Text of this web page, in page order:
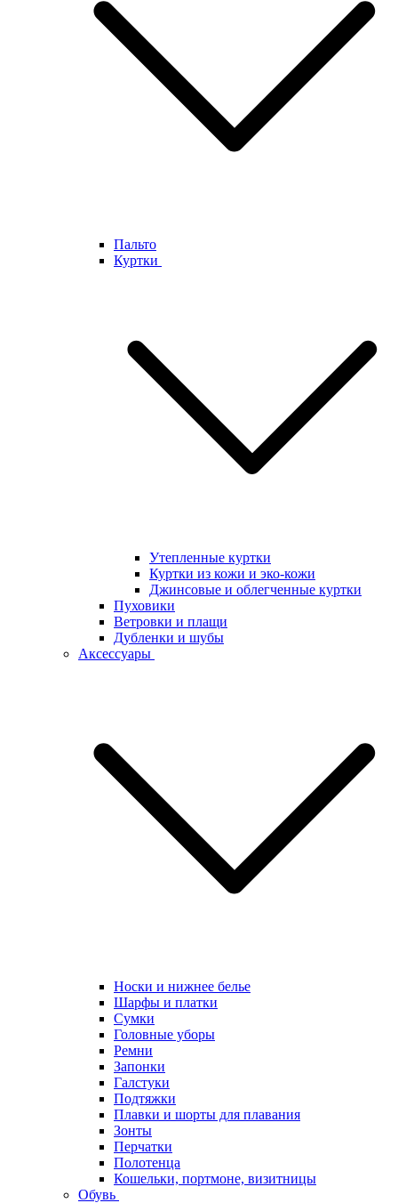
Пальто
Куртки
Утепленные куртки
Куртки из кожи и эко-кожи
Джинсовые и облегченные куртки
Пуховики
Ветровки и плащи
Дубленки и шубы
Аксессуары
Носки и нижнее белье
Шарфы и платки
Сумки
Головные уборы
Ремни
Запонки
Галстуки
Подтяжки
Плавки и шорты для плавания
Зонты
Перчатки
Полотенца
Кошельки, портмоне, визитницы
Обувь